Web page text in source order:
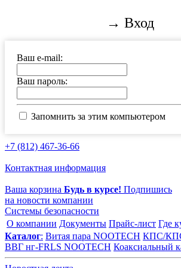
→ Вход
Ваш e-mail:
Ваш пароль:
Запомнить за этим компьютером
+7 (812) 467-36-66
Контактная информация
Ваша корзина Будь в курсе! Подпишись
на новости компании
Системы безопасности
О компании Документы Прайс-лист Где
Каталог: Витая пара NOOTECH КПС/
ВВГ нг-FRLS NOOTECH Коаксиальный